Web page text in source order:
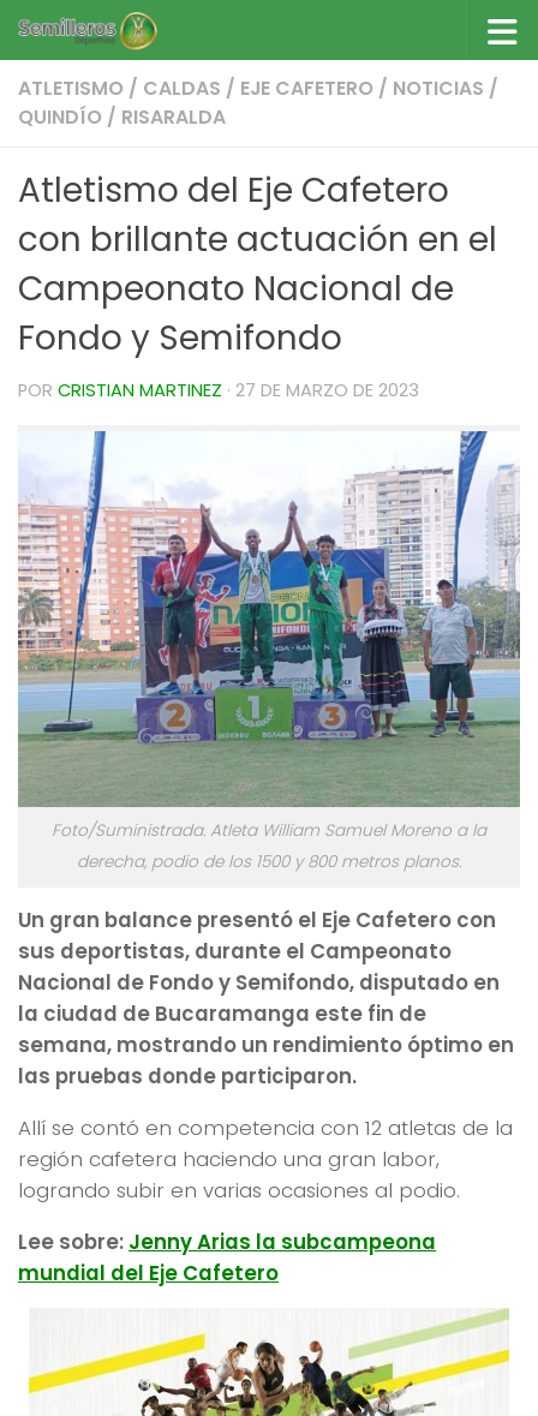
Saltar al contenido
ATLETISMO / CALDAS / EJE CAFETERO / NOTICIAS /
QUINDÍO / RISARALDA
Atletismo del Eje Cafetero
con brillante actuación en el
Campeonato Nacional de
Fondo y Semifondo
POR CRISTIAN MARTINEZ · 27 DE MARZO DE 2023
Foto/Suministrada. Atleta William Samuel Moreno a la
derecha, podio de los 1500 y 800 metros planos.
Un gran balance presentó el Eje Cafetero con
sus deportistas, durante el Campeonato
Nacional de Fondo y Semifondo, disputado en
la ciudad de Bucaramanga este fin de
semana, mostrando un rendimiento óptimo en
las pruebas donde participaron.
Allí se contó en competencia con 12 atletas de la
región cafetera haciendo una gran labor,
logrando subir en varias ocasiones al podio.
Lee sobre: Jenny Arias la subcampeona
mundial del Eje Cafetero